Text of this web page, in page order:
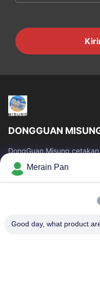
DONGGUAN
DongGuan Misung
terkemuka pasokan baja
kerja dingin, baja
Tautan Cepat
Tampilan VR
Merain Pan
Good day, what product